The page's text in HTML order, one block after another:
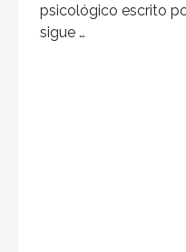
psicológico escrito
sigue …